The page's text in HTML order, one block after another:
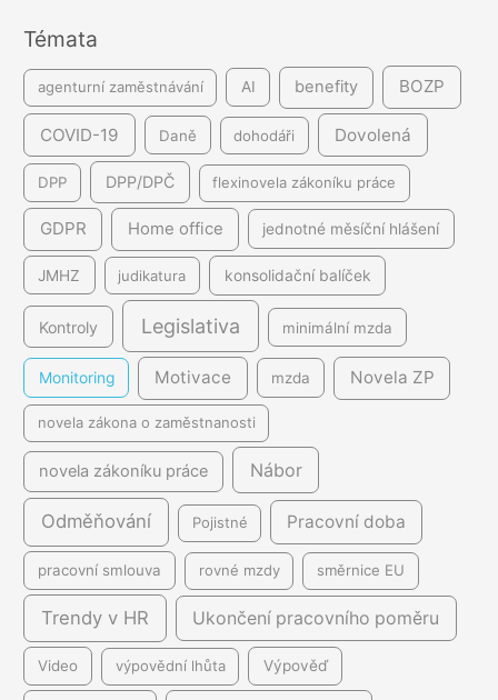
íTémata
agenturní zaměstnávání AI benefity BOZP
COVID-19 Daně dohodáři Dovolená
DPP DPP/DPČ flexinovela zákoníku práce
GDPR Home office jednotné měsíční hlášení
JMHZ judikatura konsolidační balíček
Kontroly Legislativa minimální mzda
Monitoring Motivace mzda Novela ZP
novela zákona o zaměstnanosti
novela zákoníku práce Nábor
Odměňování Pojistné Pracovní doba
pracovní smlouva rovné mzdy směrnice EU
Trendy v HR Ukončení pracovního poměru
Video výpovědní lhůta Výpověď